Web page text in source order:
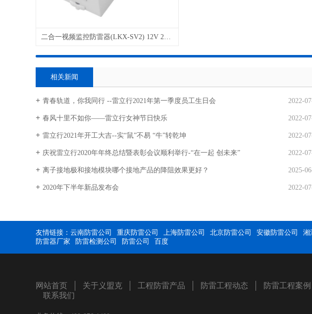
相关新闻
青春轨道，你我同行 --雷立行2021年第一季度员工生日会 2022-
春风十里不如你——雷立行女神节日快乐 2022-
雷立行2021年开工大吉--实“鼠”不易 “牛”转乾坤 2022-
庆祝雷立行2020年年终总结暨表彰会议顺利举行-“在一起 创未来” 2022-
离子接地极和接地模块哪个接地产品的降阻效果更好？ 2025-
2020年下半年新品发布会 2022-
友情链接： 云南防雷公司 重庆防雷公司 上海防雷公司 北京防雷公司 安徽防雷公司 湘
防雷器厂家
防雷检测公司 防雷公司 百度
网站首页 关于义盟克 工程防雷产品 防雷工程动态 防雷工程案例
联系我们